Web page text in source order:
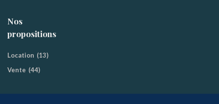
Nos
propositions
Location (13)
Vente (44)